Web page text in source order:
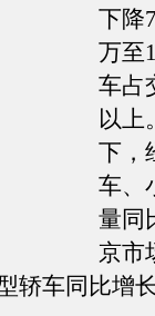
下降
万至
车占
以上
下，
车、
量同
京市
轿车同比增